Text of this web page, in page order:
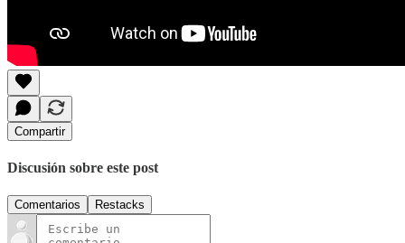
Compartir
Discusión sobre este post
Comentarios Restacks